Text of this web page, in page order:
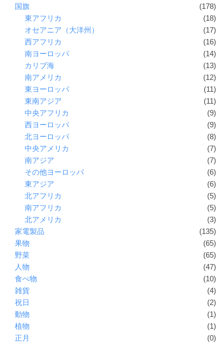
国旗
(178)
東アフリカ
(18)
オセアニア（大洋州）
(17)
西アフリカ
(16)
南ヨーロッパ
(14)
カリブ海
(13)
南アメリカ
(12)
東ヨーロッパ
(11)
東南アジア
(11)
中央アフリカ
(9)
西ヨーロッパ
(9)
北ヨーロッパ
(8)
中央アメリカ
(7)
南アジア
(7)
その他ヨーロッパ
(6)
東アジア
(6)
北アフリカ
(5)
南アフリカ
(5)
北アメリカ
(3)
家電製品
(135)
果物
(65)
野菜
(65)
人物
(47)
食べ物
(10)
雑貨
(4)
祝日
(2)
動物
(1)
植物
(1)
正月
(0)